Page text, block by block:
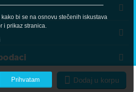
Dodaj u korpu
Art. Created by © Netline.rs
bi se na osnovu stečenih iskustava
i prikaz stranica.
Prihvatam